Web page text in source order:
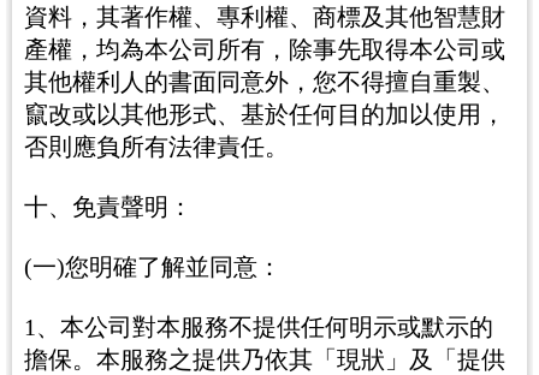
資料，其著作權、專利權、商標及其他智慧財
產權，均為本公司所有，除事先取得本公司或
其他權利人的書面同意外，您不得擅自重製、
竄改或以其他形式、基於任何目的加以使用，
否則應負所有法律責任。
十、免責聲明：
(一)您明確了解並同意：
1、本公司對本服務不提供任何明示或默示的
擔保。本服務之提供乃依其「現狀」及「提供